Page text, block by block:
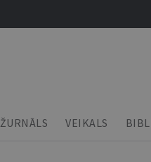
ŽURNĀLS VEIKALS